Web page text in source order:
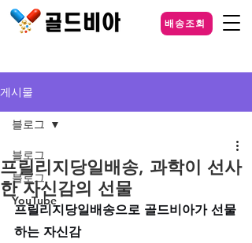
배송조회
게시물
블로그
블로그
YouTube
블로그
프릴리지당일배송, 과학이 선사
한 자신감의 선물
프릴리지당일배송으로 골드비아가 선물
하는 자신감